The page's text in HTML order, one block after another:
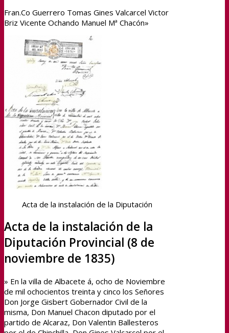
Fran.Co Guerrero Tomas Gines Valcarcel Victor
Briz Vicente Ochando Manuel Mª Chacón»
Acta de la instalación de la Diputación
Acta de la instalación de la
Diputación Provincial (8 de
noviembre de 1835)
» En la villa de Albacete á, ocho de Noviembre
de mil ochocientos treinta y cinco los Señores
Don Jorge Gisbert Gobernador Civil de la
misma, Don Manuel Chacon diputado por el
partido de Alcaraz, Don Valentin Ballesteros